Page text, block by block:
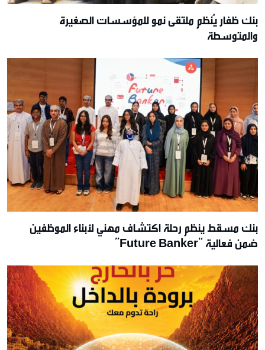
بنك ظفار يُنظم ملتقى نمو للمؤسسات الصغيرة
والمتوسطة
بنك مسقط ينظم رحلة اكتشاف مهني لأبناء الموظفين
ضمن فعالية “Future Banker”